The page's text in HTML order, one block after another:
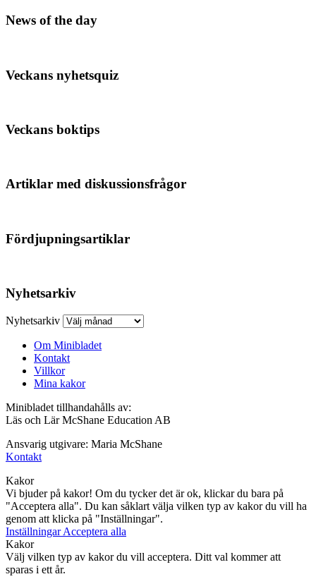
News of the day
Veckans nyhetsquiz
Veckans boktips
Artiklar med diskussionsfrågor
Fördjupningsartiklar
Nyhetsarkiv
Nyhetsarkiv
Om Minibladet
Kontakt
Villkor
Mina kakor
Minibladet tillhandahålls av:
Läs och Lär McShane Education AB
Ansvarig utgivare: Maria McShane
Kontakt
Kakor
Vi bjuder på kakor! Om du tycker det är ok, klickar du bara på
"Acceptera alla". Du kan såklart välja vilken typ av kakor du vill ha
genom att klicka på "Inställningar".
InställningarAcceptera alla
Kakor
Välj vilken typ av kakor du vill acceptera. Ditt val kommer att
sparas i ett år.